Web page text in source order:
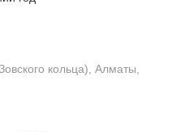
кольца), Алматы,